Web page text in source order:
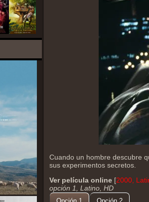
Cuando un hombre descubre
sus experimentos secretos.
Ver película online [2000,
opción 1, Latino, HD